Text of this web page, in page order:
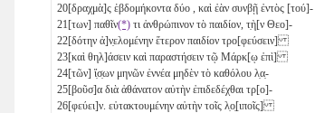
20[δραχμὰ]ς ἑβδομήκοντα δύο
, καὶ ἐὰν συνβῇ ἐντὸς [τού]-
21 [των] παθῖν(*) τι ἀνθρώπινον τὸ παιδίον, τ̣ὴ[ν Θεο]-
22[δότην ἀ]ν̣ελομένην ἕτερον παιδίον τρο[φεύσειν]
23[καὶ θηλ]άσειν καὶ παραστήσειν τῷ Μάρκ[ῳ ἐπὶ]
24[τῶν] ἴ̣σ̣ων μηνῶν ἐννέα μηδὲν τὸ καθόλου λ̣α̣-
25[βοῦσ]α διὰ ἀθάνατον αὐτὴν ἐπιδεδέχθαι τρ[ο]-
26[φεύει]ν. εὐτακτουμένην αὐτὴν τοῖς λ̣ο̣[ιποῖς]